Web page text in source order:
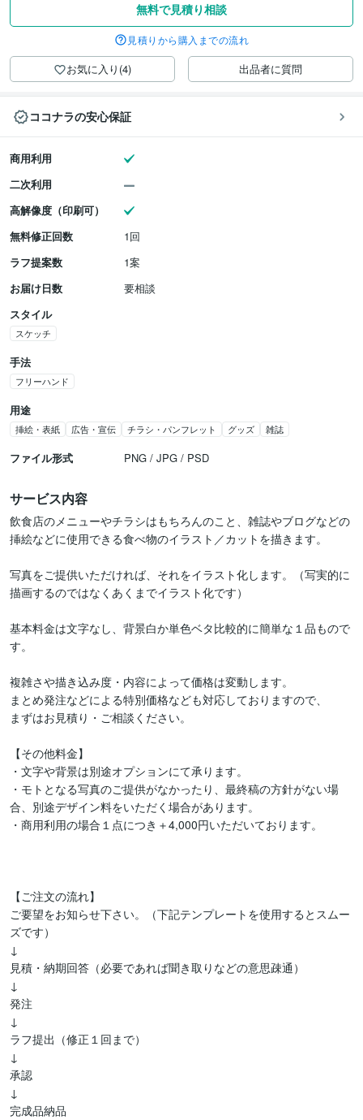
無料で見積り相談
見積りから購入までの流れ
お気に入り(4) 出品者に質問
ココナラの安心保証
商用利用
二次利用
高解像度（印刷可）
無料修正回数
1回
ラフ提案数
1案
お届け日数
要相談
スタイル
スケッチ
手法
フリーハンド
用途
挿絵・表紙 広告・宣伝 チラシ・パンフレット グッズ 雑誌
ファイル形式 PNG / JPG / PSD
サービス内容
飲食店のメニューやチラシはもちろんのこと、雑誌やブログなどの
挿絵などに使用できる食べ物のイラスト／カットを描きます。
写真をご提供いただければ、それをイラスト化します。（写実的に
描画するのではなくあくまでイラスト化です）
基本料金は文字なし、背景白か単色ベタ比較的に簡単な１品もので
す。
複雑さや描き込み度・内容によって価格は変動します。
まとめ発注などによる特別価格なども対応しておりますので、
まずはお見積り・ご相談ください。
【その他料金】
・文字や背景は別途オプションにて承ります。
・モトとなる写真のご提供がなかったり、最終稿の方針がない場
合、別途デザイン料をいただく場合があります。
・商用利用の場合１点につき＋4,000円いただいております。
【ご注文の流れ】
ご要望をお知らせ下さい。（下記テンプレートを使用するとスムー
ズです）
↓
見積・納期回答（必要であれば聞き取りなどの意思疎通）
↓
発注
↓
ラフ提出（修正１回まで）
↓
承認
↓
完成品納品